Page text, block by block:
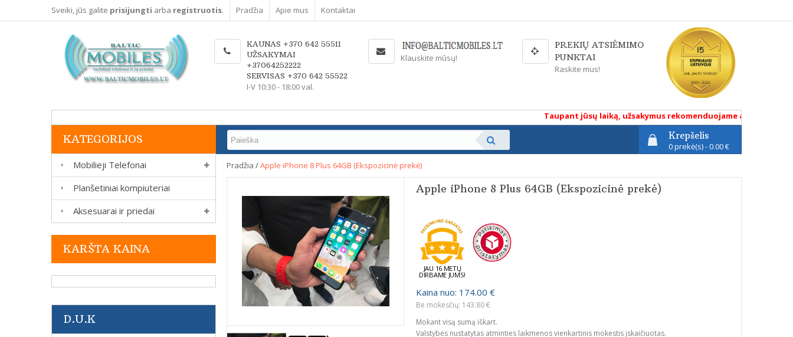
Sveiki, jūs galite prisijungti arba registruotis. Pradžia Apie mus Kontaktai
KAUNAS +370 642 55511
UŽSAKYMAI
+37064252222
SERVISAS +370 642 55522
I-V 10:30 - 18:00 val.
Klauskite mūsų!
PREKIŲ ATSIĖMIMO
PUNKTAI
Raskite mus!
Taupant jūsų laiką, užsakymus rekomenduojame atlikti
Krepšelis
0 prekė(s) - 0.00 €
KATEGORIJOS
Mobilieji Telefonai
Planšetiniai kompiuteriai
Aksesuarai ir priedai
KARŠTA KAINA
D.U.K
Pradžia /Apple iPhone 8 Plus 64GB (Ekspozicinė prekė)
Apple iPhone 8 Plus 64GB (Ekspozicinė prekė)
JAU 16 METŲ
DIRBAME JUMS!
Kaina nuo: 174.00 €
Be mokesčių: 143.80 €
Mokant visą sumą iškart.
Valstybės nustatytas atminties laikmenos vienkartinis mokestis įskaičiuotas.